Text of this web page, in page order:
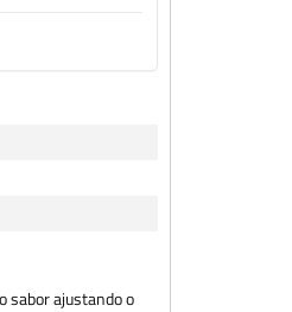
sabor ajustando o